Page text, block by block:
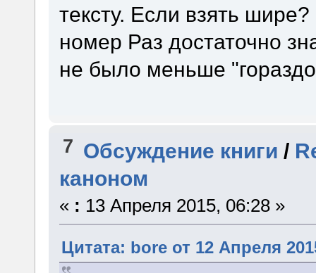
тексту. Если взять
номер Раз достаточно
не было меньше
7 Обсуждение книги /
каноном
« : 13 Апреля 2015, 06:28 »
Цитата: bore от 12 Апреля